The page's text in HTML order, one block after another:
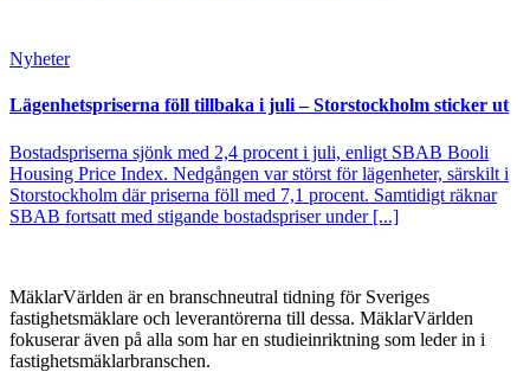
Nyheter
Lägenhetspriserna föll tillbaka i juli – Storstockholm sticker ut
Bostadspriserna sjönk med 2,4 procent i juli, enligt SBAB Booli
Housing Price Index. Nedgången var störst för lägenheter, särskilt i
Storstockholm där priserna föll med 7,1 procent. Samtidigt räknar
SBAB fortsatt med stigande bostadspriser under [...]
MäklarVärlden är en branschneutral tidning för Sveriges
fastighetsmäklare och leverantörerna till dessa. MäklarVärlden
fokuserar även på alla som har en studieinriktning som leder in i
fastighetsmäklarbranschen.